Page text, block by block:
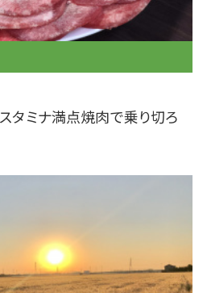
タミナ満点焼肉で乗り切ろ